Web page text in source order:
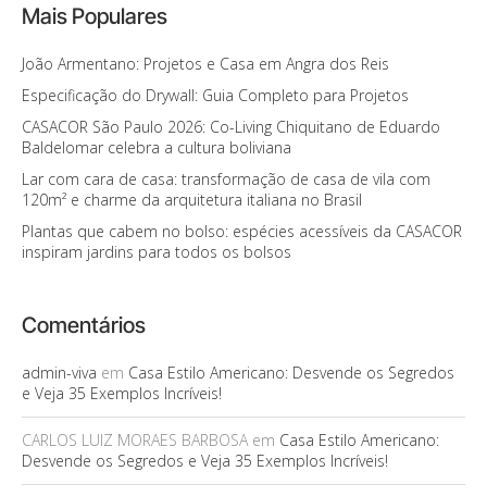
Mais Populares
João Armentano: Projetos e Casa em Angra dos Reis
Especificação do Drywall: Guia Completo para Projetos
CASACOR São Paulo 2026: Co-Living Chiquitano de Eduardo
Baldelomar celebra a cultura boliviana
Lar com cara de casa: transformação de casa de vila com
120m² e charme da arquitetura italiana no Brasil
Plantas que cabem no bolso: espécies acessíveis da CASACOR
inspiram jardins para todos os bolsos
Comentários
admin-viva em Casa Estilo Americano: Desvende os Segredos
e Veja 35 Exemplos Incríveis!
CARLOS LUIZ MORAES BARBOSAem Casa Estilo Americano:
Desvende os Segredos e Veja 35 Exemplos Incríveis!